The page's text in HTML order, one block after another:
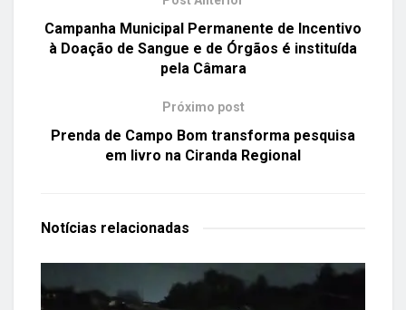
Campanha Municipal Permanente de Incentivo
à Doação de Sangue e de Órgãos é instituída
pela Câmara
Próximo post
Prenda de Campo Bom transforma pesquisa
em livro na Ciranda Regional
Notícias relacionadas